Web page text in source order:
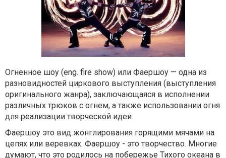
Огненное шоу (eng. fire show) или Фаершоу — одна из
разновидностей циркового выступления (выступления
оригинального жанра), заключающаяся в исполнении
различных трюков с огнем, а также использовании огня
для реализации творческой идеи.
Фаершоу это вид жонглирования горящими мячами на
цепях или веревках. Фаершоу - это творчество. Многие
думают, что это родилось на побережье Тихого океана в